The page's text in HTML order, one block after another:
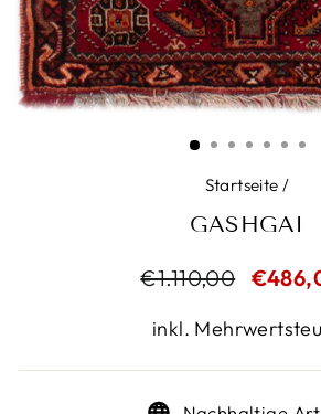
Startseite /
GASHGAI
Normaler
€1.110,00
inkl.